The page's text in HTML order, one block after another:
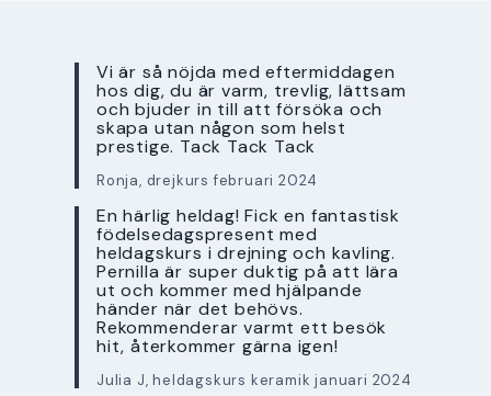
Vi är så nöjda med eftermiddagen
hos dig, du är varm, trevlig, lättsam
och bjuder in till att försöka och
skapa utan någon som helst
prestige. Tack Tack Tack
Ronja, drejkurs februari 2024
En härlig heldag! Fick en fantastisk
födelsedagspresent med
heldagskurs i drejning och kavling.
Pernilla är super duktig på att lära
ut och kommer med hjälpande
händer när det behövs.
Rekommenderar varmt ett besök
hit, återkommer gärna igen!
Julia J, heldagskurs keramik januari 2024